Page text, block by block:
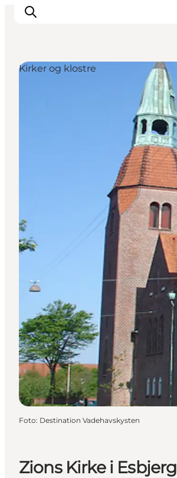
Zions Kirke i Esbjerg
Kirker og klostre
Foto: Destination Vadehavskysten